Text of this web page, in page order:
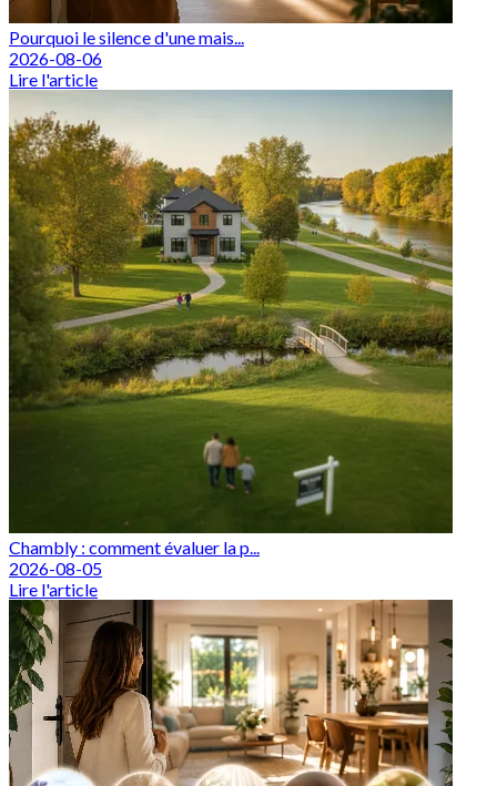
Pourquoi le silence d'une mais...
2026-08-06
Lire l'article
Chambly : comment évaluer la p...
2026-08-05
Lire l'article